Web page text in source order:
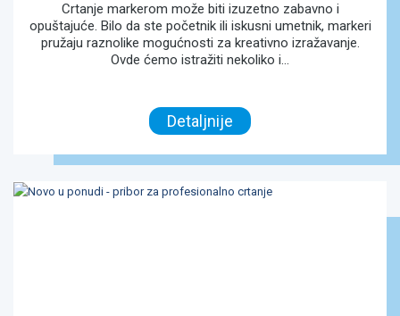
Crtanje markerom može biti izuzetno zabavno i
opuštajuće. Bilo da ste početnik ili iskusni umetnik, markeri
pružaju raznolike mogućnosti za kreativno izražavanje.
Ovde ćemo istražiti nekoliko i...
Detaljnije